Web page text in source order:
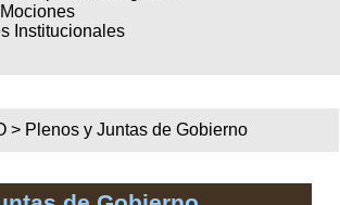
Institucionales
> Plenos y Juntas de Gobierno